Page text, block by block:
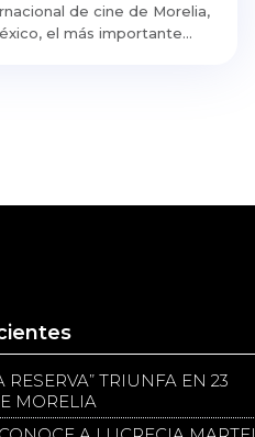
de cine de Morelia,
el más importante...
RESERVA” TRIUNFA EN 23
MORELIA